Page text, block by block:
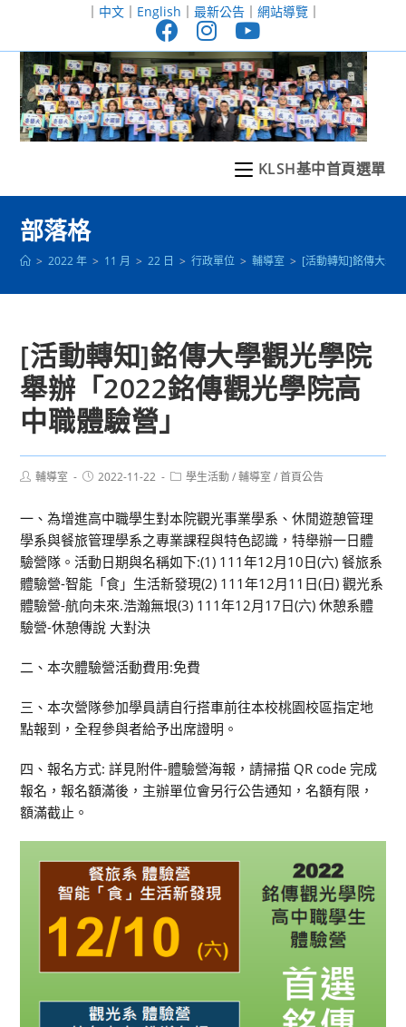
至
｜ 中文｜ English ｜ 最新公告｜ 網站導覽｜
KLSH基中首頁選單
部落格
> 2022 年 > 11 月 > 22 日 > 行政單位 > 輔導室 > [活動轉知]銘傳大學
[活動轉知]銘傳大學觀光學院
舉辦「2022銘傳觀光學院高
中職體驗營」
Post輔導室
Post2022-11-22
Post學生活動 / 輔導室 / 首頁公告
一、為增進高中職學生對本院觀光事業學系、休閒遊憩管理
學系與餐旅管理學系之專業課程與特色認識，特舉辦一日體
驗營隊。活動日期與名稱如下:(1) 111年12月10日(六) 餐旅系
體驗營-智能「食」生活新發現(2) 111年12月11日(日) 觀光系
體驗營-航向未來.浩瀚無垠(3) 111年12月17日(六) 休憩系體
驗營-休憩傳說 大對決
二、本次體驗營活動費用:免費
三、本次營隊參加學員請自行搭車前往本校桃園校區指定地
點報到，全程參與者給予出席證明。
四、報名方式: 詳見附件-體驗營海報，請掃描 QR code 完成
報名，報名額滿後，主辦單位會另行公告通知，名額有限，
額滿截止。